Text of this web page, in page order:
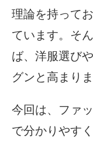
理論を持って
ています。そ
ば、洋服選び
グンと高まりま
今回は、ファ
で分かりやす